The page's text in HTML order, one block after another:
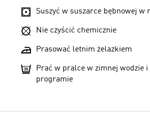
Suszyć w suszarce bębnowej w
Nie czyścić chemicznie
Prasować letnim żelazkiem
Prać w pralce w zimnej wodzie
programie